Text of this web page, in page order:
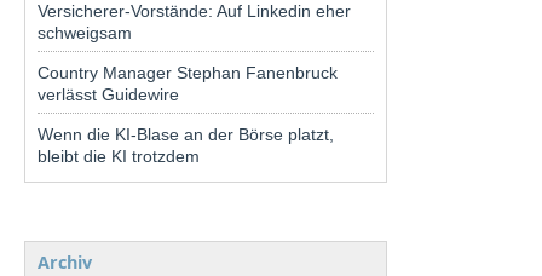
Versicherer-Vorstände: Auf Linkedin eher
schweigsam
Country Manager Stephan Fanenbruck
verlässt Guidewire
Wenn die KI-Blase an der Börse platzt,
bleibt die KI trotzdem
Archiv